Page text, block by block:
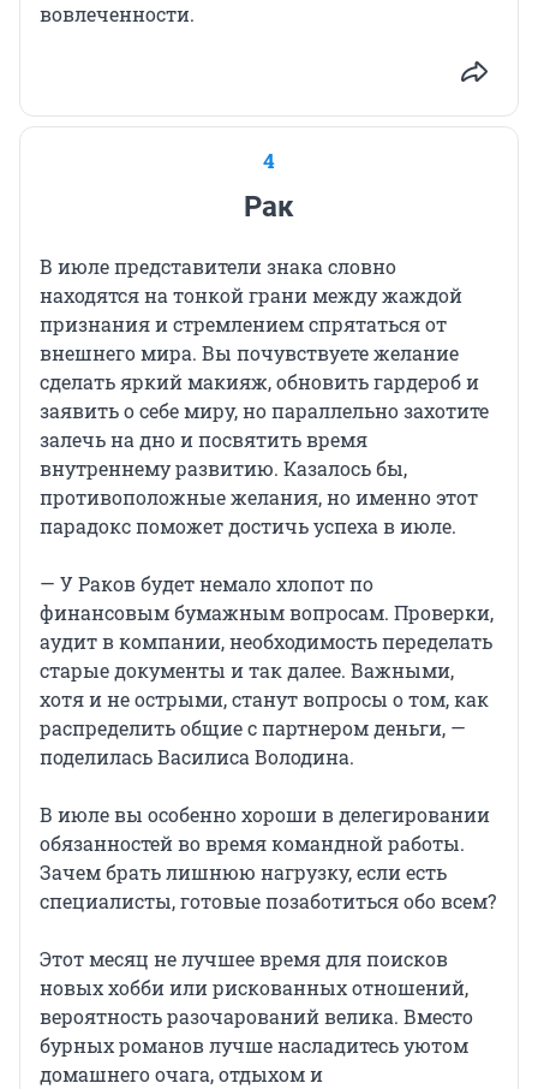
вовлеченности.
4
Рак
В июле представители знака словно
находятся на тонкой грани между жаждой
признания и стремлением спрятаться от
внешнего мира. Вы почувствуете желание
сделать яркий макияж, обновить гардероб и
заявить о себе миру, но параллельно захотите
залечь на дно и посвятить время
внутреннему развитию. Казалось бы,
противоположные желания, но именно этот
парадокс поможет достичь успеха в июле.
— У Раков будет немало хлопот по
финансовым бумажным вопросам. Проверки,
аудит в компании, необходимость переделать
старые документы и так далее. Важными,
хотя и не острыми, станут вопросы о том, как
распределить общие с партнером деньги, —
поделилась Василиса Володина.
В июле вы особенно хороши в делегировании
обязанностей во время командной работы.
Зачем брать лишнюю нагрузку, если есть
специалисты, готовые позаботиться обо всем?
Этот месяц не лучшее время для поисков
новых хобби или рискованных отношений,
вероятность разочарований велика. Вместо
бурных романов лучше насладитесь уютом
домашнего очага, отдыхом и